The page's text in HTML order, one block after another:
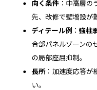
向く条件 ：中高層
先、改修で壁増設が
ディテール例 ：強柱
合部パネルゾーンの
の局部座屈抑制。
長所 ：加速度応答
い。